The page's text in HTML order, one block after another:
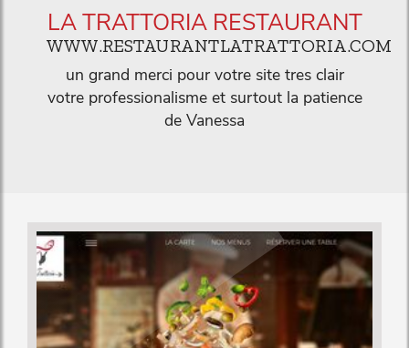
LA TRATTORIA RESTAURANT
WWW.RESTAURANTLATRATTORIA.COM
un grand merci pour votre site tres clair
votre professionalisme et surtout la patience
de Vanessa